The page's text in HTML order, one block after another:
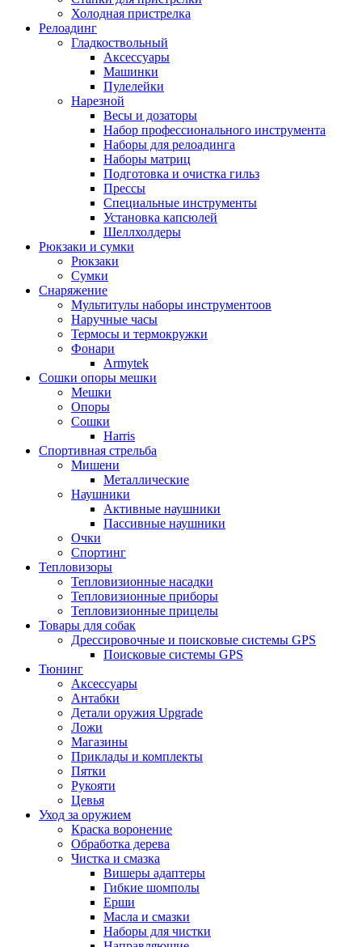
Холодная пристрелка
Релоадинг
Гладкоствольный
Аксессуары
Машинки
Пулелейки
Нарезной
Весы и дозаторы
Набор профессионального инструмента
Наборы для релоадинга
Наборы матриц
Подготовка и очистка гильз
Прессы
Специальные инструменты
Установка капсюлей
Шеллхолдеры
Рюкзаки и сумки
Рюкзаки
Сумки
Снаряжение
Мультитулы наборы инструментоов
Наручные часы
Термосы и термокружки
Фонари
Armytek
Сошки опоры мешки
Мешки
Опоры
Сошки
Harris
Спортивная стрельба
Мишени
Металлические
Наушники
Активные наушники
Пассивные наушники
Очки
Спортинг
Тепловизоры
Тепловизионные насадки
Тепловизионные приборы
Тепловизионные прицелы
Товары для собак
Дрессировочные и поисковые системы GPS
Поисковые системы GPS
Тюнинг
Аксессуары
Антабки
Детали оружия Upgrade
Ложи
Магазины
Приклады и комплекты
Пятки
Рукояти
Цевья
Уход за оружием
Краска воронение
Обработка дерева
Чистка и смазка
Вишеры адаптеры
Гибкие шомполы
Ерши
Масла и смазки
Наборы для чистки